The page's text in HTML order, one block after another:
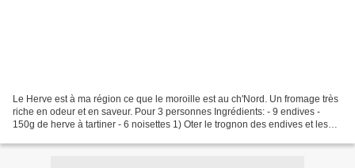
Le Herve est à ma région ce que le moroille est au ch'Nord. Un fromage très
riche en odeur et en saveur. Pour 3 personnes Ingrédients: - 9 endives -
150g de herve à tartiner - 6 noisettes 1) Oter le trognon des endives et les